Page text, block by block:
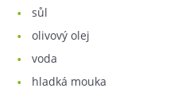
sůl
olivový olej
voda
hladká mouka